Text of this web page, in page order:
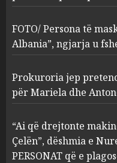
3
4
FOTO/ Persona të
Albania”, ngjarja u
Prokuroria jep
për Mariela dhe
“Ai që drejtonte
Çelën”, dëshmia e
PERSONAT që e